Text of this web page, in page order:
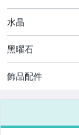
古董、藝術與礦石
美容保養與彩妝
電腦、平板與周邊
水晶
黑曜石
飾品配件